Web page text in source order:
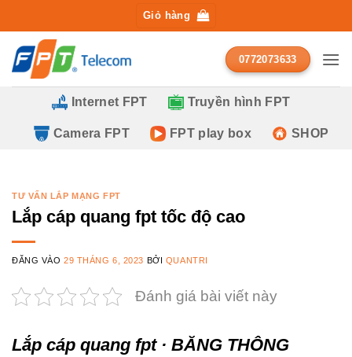
qua
nội
dung
Giỏ hàng
0772073633
Internet FPT Truyền hình FPT
Camera FPT FPT play box SHOP
TƯ VẤN LẮP MẠNG FPT
Lắp cáp quang fpt tốc độ cao
ĐĂNG VÀO29 THÁNG 6, 2023 BỞI QUANTRI
Đánh giá bài viết này
Lắp cáp quang fpt · BĂNG THÔNG